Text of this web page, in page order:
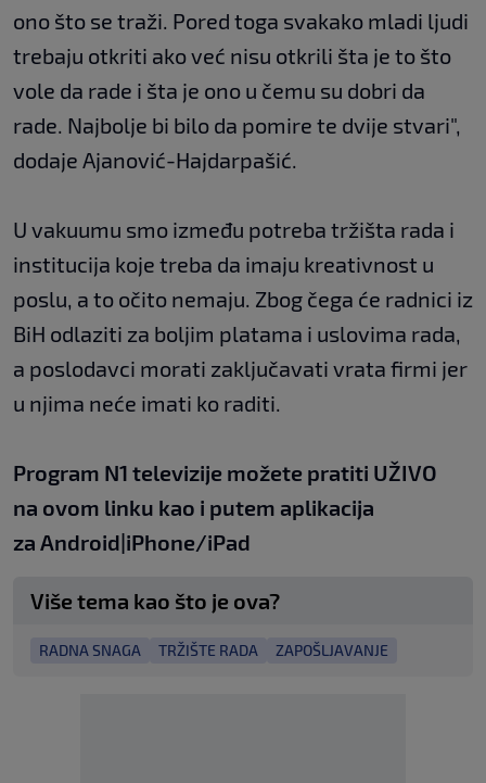
ono što se traži. Pored toga svakako mladi ljudi
trebaju otkriti ako već nisu otkrili šta je to što
vole da rade i šta je ono u čemu su dobri da
rade. Najbolje bi bilo da pomire te dvije stvari",
dodaje Ajanović-Hajdarpašić.
U vakuumu smo između potreba tržišta rada i
institucija koje treba da imaju kreativnost u
poslu, a to očito nemaju. Zbog čega će radnici iz
BiH odlaziti za boljim platama i uslovima rada,
a poslodavci morati zaključavati vrata firmi jer
u njima neće imati ko raditi.
Program N1 televizije možete pratiti UŽIVO
na ovom linku kao i putem aplikacija
za Android|iPhone/iPad
Više tema kao što je ova?
RADNA SNAGA TRŽIŠTE RADA ZAPOŠLJAVANJE